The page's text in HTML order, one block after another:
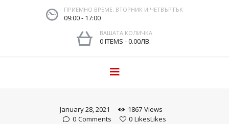
ПРИЕМНО ВРЕМЕ: ВТОРНИК И ЧЕТВЪРТЪК
09:00 - 17:00
ВАШАТА КОЛИЧКА
0 ITEMS -0.00ЛВ.
January 28, 2021 1867 Views
0 Comments 0 LikesLikes